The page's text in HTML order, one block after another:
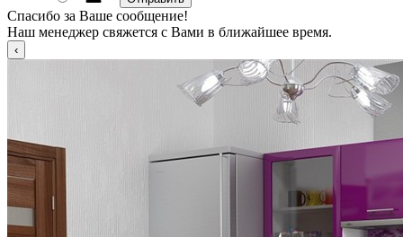
Спасибо за Ваше сообщение!
Наш менеджер свяжется с Вами в ближайшее время.